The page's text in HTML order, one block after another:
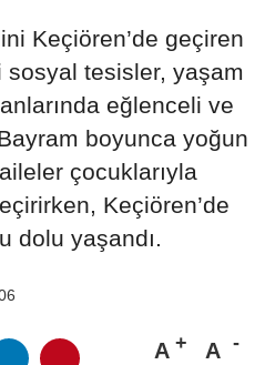
Keçiören’de geçiren
tesisler, yaşam
eğlenceli ve
boyunca yoğun
çocuklarıyla
Keçiören’de
dolu yaşandı.
A A